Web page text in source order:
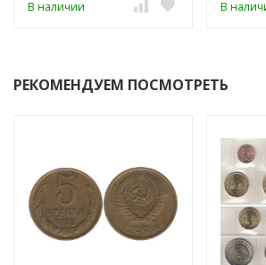
В наличии В
РЕКОМЕНДУЕМ ПОСМОТРЕТЬ